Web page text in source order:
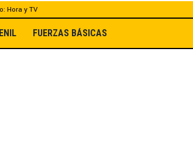
Hora y TV
FUERZAS BÁSICAS